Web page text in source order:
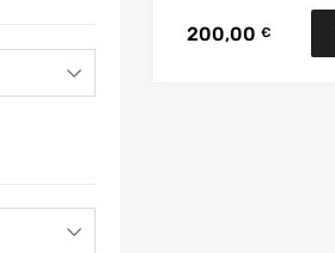
200,00 €